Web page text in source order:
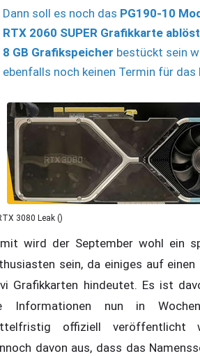
Dann soll es noch das PG190-10
RTX 2060 SUPER Grafikkarte ablöst
8 GB Grafikspeicher bestückt sein
ebenfalls noch keinen Termin für das
3080 Leak ()
wird der September wohl ein
sein, da einiges auf einen
Grafikkarten hindeutet. Es ist
Informationen nun in
offiziell veröffentlicht
davon aus, dass das